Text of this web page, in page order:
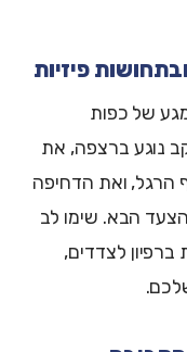
של כפות
נוגע ברצפה, את
ואת הדחיפה
הבא. שימו לב
לצדדים,